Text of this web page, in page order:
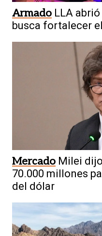
Armado LLA
busca fortalecer
Mercado Milei
70.000 millones
del dólar